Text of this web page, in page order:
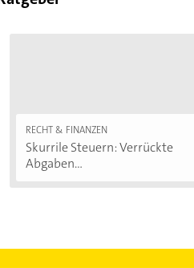
RECHT & FINANZEN
Skurrile Steuern: Verrückte
Abgaben...